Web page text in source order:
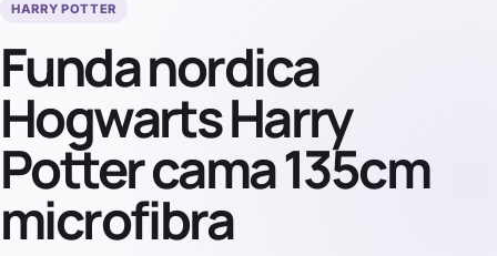
HARRY POTTER
Funda nordica
Hogwarts Harry
Potter cama 135cm
microfibra